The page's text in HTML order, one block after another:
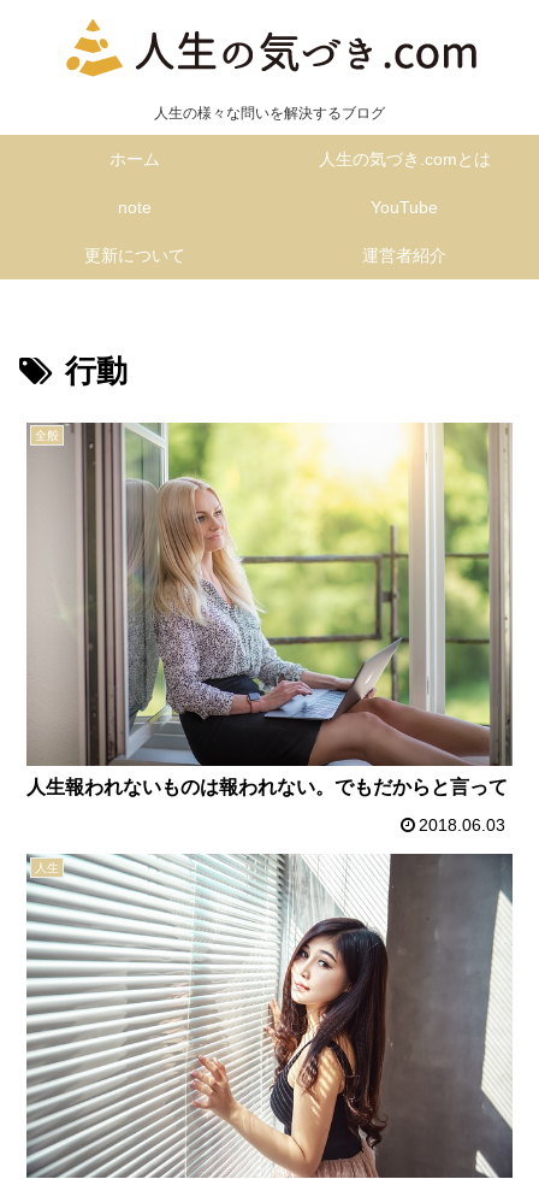
人生の様々な問いを解決するブログ
ホーム 人生の気づき.comとは
note YouTube
更新について 運営者紹介
行動
全般
人生報われないものは報われない。でもだからと言って
2018.06.03
人生